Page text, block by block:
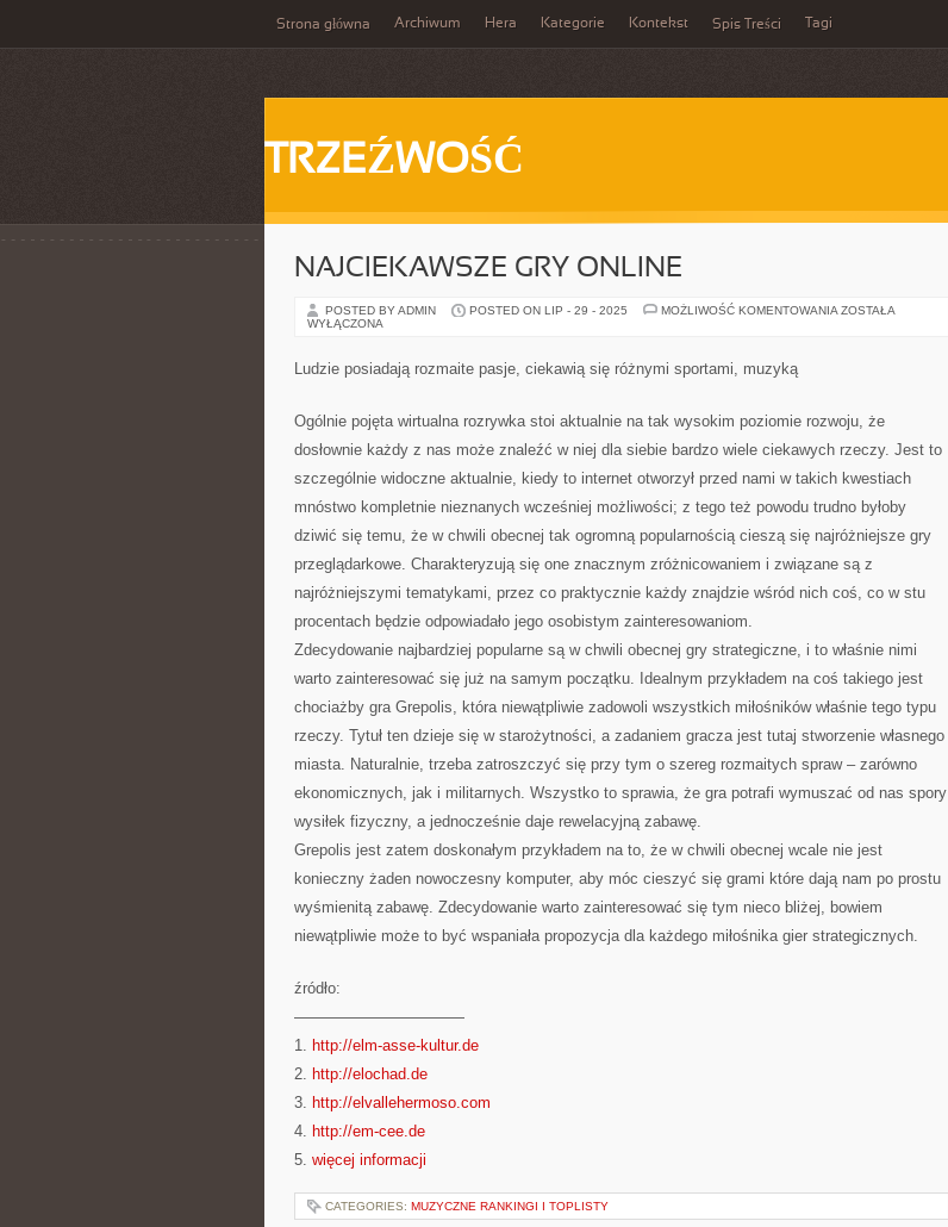
Strona główna Archiwum Hera Kategorie Kontekst Spis Treści Tagi
TRZEŹWOŚĆ
NAJCIEKAWSZE GRY ONLINE
POSTED BY ADMIN POSTED ON LIP - 29 - 2025 MOŻLIWOŚĆ KOMENTOWANIA NAJCIEKAWSZE
ZOSTAŁA
WYŁĄCZONA
Ludzie posiadają rozmaite pasje, ciekawią się różnymi sportami, muzyką
Ogólnie pojęta wirtualna rozrywka stoi aktualnie na tak wysokim poziomie rozwoju, że
dosłownie każdy z nas może znaleźć w niej dla siebie bardzo wiele ciekawych rzeczy. Jest to
szczególnie widoczne aktualnie, kiedy to internet otworzył przed nami w takich kwestiach
mnóstwo kompletnie nieznanych wcześniej możliwości; z tego też powodu trudno byłoby
dziwić się temu, że w chwili obecnej tak ogromną popularnością cieszą się najróżniejsze gry
przeglądarkowe. Charakteryzują się one znacznym zróżnicowaniem i związane są z
najróżniejszymi tematykami, przez co praktycznie każdy znajdzie wśród nich coś, co w stu
procentach będzie odpowiadało jego osobistym zainteresowaniom.
Zdecydowanie najbardziej popularne są w chwili obecnej gry strategiczne, i to właśnie nimi
warto zainteresować się już na samym początku. Idealnym przykładem na coś takiego jest
chociażby gra Grepolis, która niewątpliwie zadowoli wszystkich miłośników właśnie tego typu
rzeczy. Tytuł ten dzieje się w starożytności, a zadaniem gracza jest tutaj stworzenie własnego
miasta. Naturalnie, trzeba zatroszczyć się przy tym o szereg rozmaitych spraw – zarówno
ekonomicznych, jak i militarnych. Wszystko to sprawia, że gra potrafi wymuszać od nas spory
wysiłek fizyczny, a jednocześnie daje rewelacyjną zabawę.
Grepolis jest zatem doskonałym przykładem na to, że w chwili obecnej wcale nie jest
konieczny żaden nowoczesny komputer, aby móc cieszyć się grami które dają nam po prostu
wyśmienitą zabawę. Zdecydowanie warto zainteresować się tym nieco bliżej, bowiem
niewątpliwie może to być wspaniała propozycja dla każdego miłośnika gier strategicznych.
źródło:
———————————
1. http://elm-asse-kultur.de
2. http://elochad.de
3. http://elvallehermoso.com
4. http://em-cee.de
5. więcej informacji
CATEGORIES: MUZYCZNE RANKINGI I TOPLISTY